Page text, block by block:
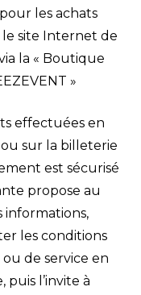
les achats
site Internet de
via la « Boutique
»
effectuées en
ou sur la billeterie
est sécurisé
propose au
informations,
les conditions
de service en
l’invite à